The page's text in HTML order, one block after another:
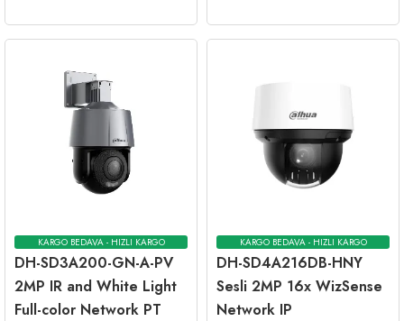
KARGO BEDAVA - HIZLI KARGO
DH-SD3A200-GN-A-PV
2MP IR and White Light
Full-color Network PT
KARGO BEDAVA - HIZLI KARGO
DH-SD4A216DB-HNY
Sesli 2MP 16x WizSense
Network IP